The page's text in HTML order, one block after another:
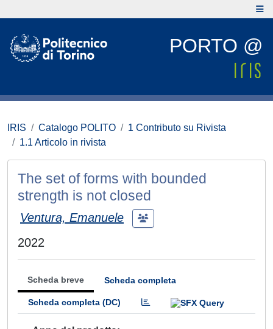
PORTO @
IRIS Catalogo POLITO
1 Contributo su Rivista
1.1 Articolo in rivista
The set of forms with bounded
strength is not closed
Ventura, Emanuele
2022
Scheda breve Scheda completa
Scheda completa (DC)